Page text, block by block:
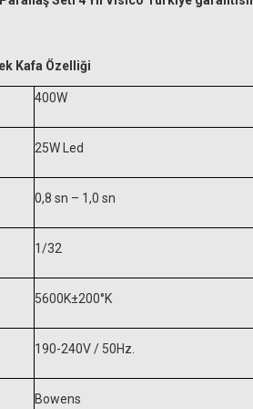
Kafa Özelliği
400W
25W Led
0,8 sn – 1,0 sn
1/32
5600K±200°K
190-240V / 50Hz.
Bowens